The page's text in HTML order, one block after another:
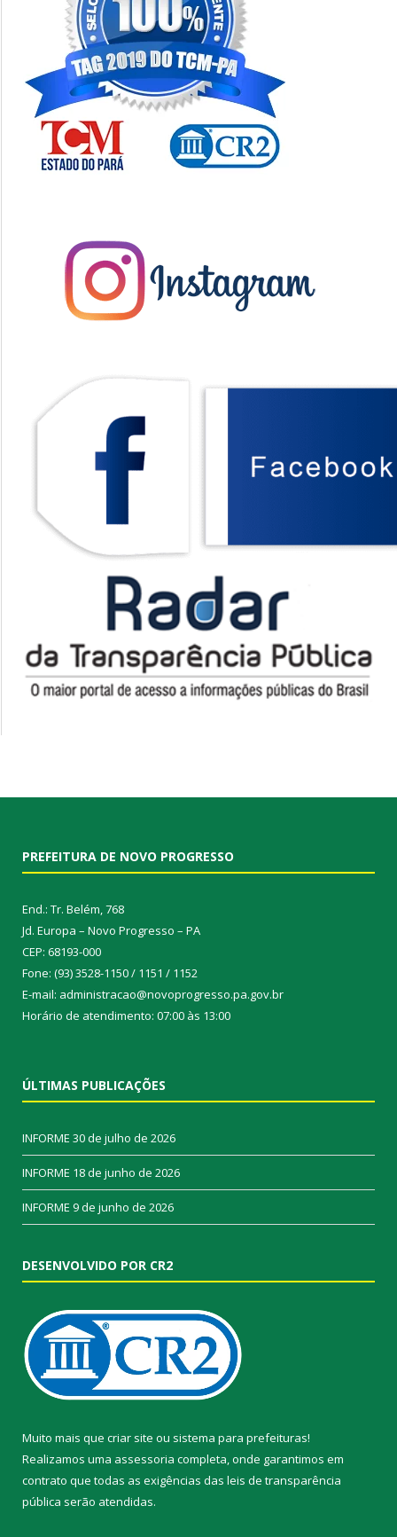
PREFEITURA DE NOVO PROGRESSO
End.: Tr. Belém, 768
Jd. Europa – Novo Progresso – PA
CEP: 68193-000
Fone: (93) 3528-1150 / 1151 / 1152
E-mail: administracao@novoprogresso.pa.gov.br
Horário de atendimento: 07:00 às 13:00
ÚLTIMAS PUBLICAÇÕES
INFORME 30 de julho de 2026
INFORME 18 de junho de 2026
INFORME 9 de junho de 2026
DESENVOLVIDO POR CR2
Muito mais que criar site ou sistema para prefeituras!
Realizamos uma assessoria completa, onde garantimos em
contrato que todas as exigências das leis de transparência
pública serão atendidas.